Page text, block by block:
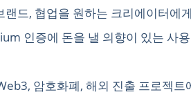
드, 협업을 원하는 크리에이터에
인증에 돈을 낼 의향이 있는 사
암호화폐, 해외 진출 프로젝